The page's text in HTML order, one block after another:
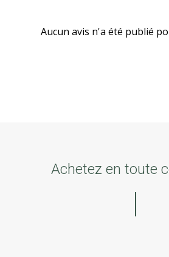
Aucun avis n'a été publié
Achetez en toute